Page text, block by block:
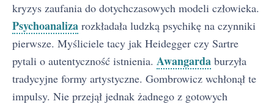
kryzys zaufania do dotychczasowych modeli człowieka.
Psychoanaliza rozkładała ludzką psychikę na czynniki
pierwsze. Myśliciele tacy jak Heidegger czy Sartre
pytali o autentyczność istnienia. Awangarda burzyła
tradycyjne formy artystyczne. Gombrowicz wchłonął te
impulsy. Nie przejął jednak żadnego z gotowych